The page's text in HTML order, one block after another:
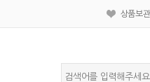
상품보